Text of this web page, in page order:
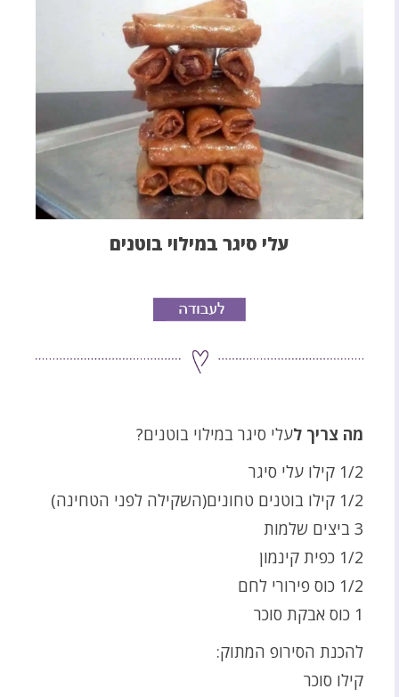
עלי סיגר במילוי בוטנים
מה צריך לעלי סיגר במילוי בוטנים?
1/2 קילו עלי סיגר
1/2 קילו בוטנים טחונים(השקילה לפני הטחינה)
3 ביצים שלמות
1/2 כפית קינמון
1/2 כוס פירורי לחם
1 כוס אבקת סוכר
להכנת הסירופ המתוק:
קילו סוכר